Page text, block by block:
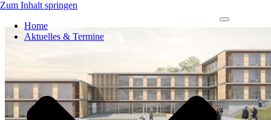
Zum Inhalt springen
Home
Aktuelles & Termine
Navigations-